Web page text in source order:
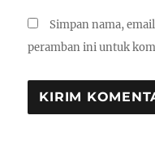
Simpan nama,
peramban ini untuk